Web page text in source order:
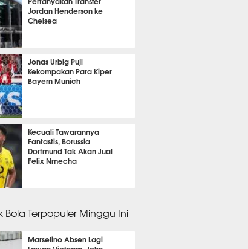
Jordan Henderson ke
Chelsea
lalu
Jonas Urbig Puji
Kekompakan Para Kiper
Bayern Munich
lalu
Kecuali Tawarannya
Fantastis, Borussia
Dortmund Tak Akan Jual
Felix Nmecha
Bola Terpopuler Minggu Ini
Marselino Absen Lagi